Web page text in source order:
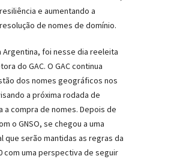
e aumentando a
de nomes de domínio.
Argentina, foi nesse dia reeleita
do GAC. O GAC continua
dos nomes geográficos nos
a próxima rodada de
a compra de nomes. Depois de
o GNSO, se chegou a uma
que serão mantidas as regras da
com uma perspectiva de seguir